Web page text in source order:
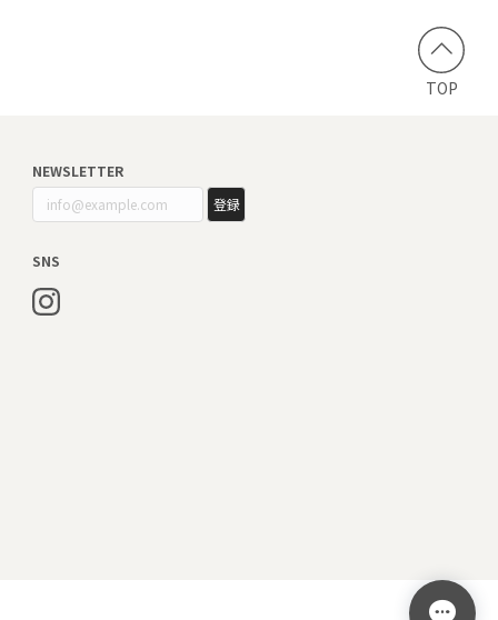
TOP
NEWSLETTER
登録
SNS